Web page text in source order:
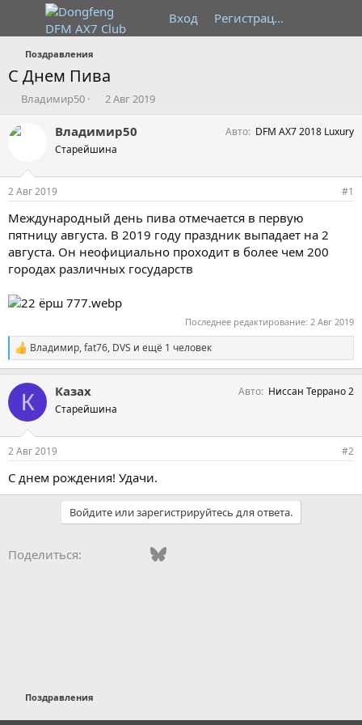
Вход Регистрация
Поздравления
С Днем Пива
А
т
т
м
ы
Владимир50
Д
т
н
а
л
2 Авг 2019
Владимир50
Старейшина
Авто DFM AX7 2018 Luxury
2 Авг 2019 #1
Международный день пива отмечается в первую
пятницу августа. В 2019 году праздник выпадает на 2
августа. Он неофициально проходит в более чем 200
городах различных государств
Последнее редактирование: 2 Авг 2019
С
и
п
т
Владимир,fat76, DVS и ещё 1 человек
К Казах
Старейшина
Авто Ниссан Террано 2
2 Авг 2019 #2
С днем рождения! Удачи.
Войдите или зарегистрируйтесь для ответа.
Поделиться: Vkontakte
FacebookBluesky
Поздравления